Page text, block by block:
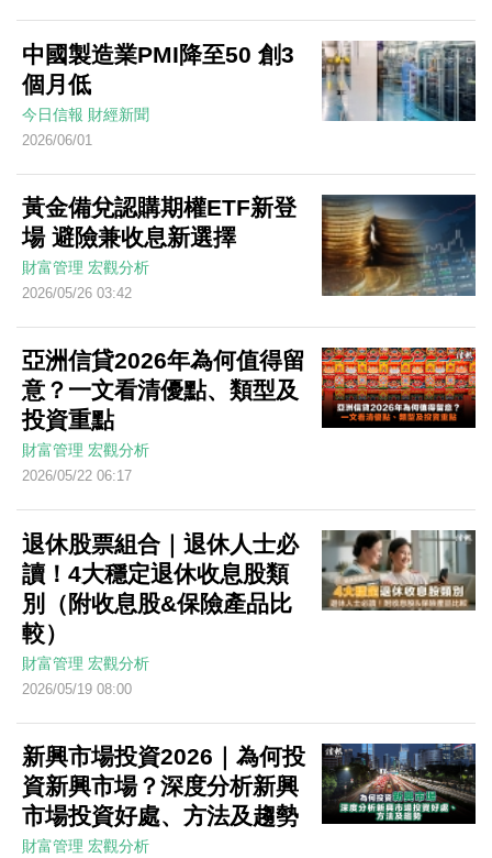
中國製造業PMI降至50 創3
個月低
今日信報 財經新聞
2026/06/01
黃金備兌認購期權ETF新登
場 避險兼收息新選擇
財富管理 宏觀分析
2026/05/26 03:42
亞洲信貸2026年為何值得留
意？一文看清優點、類型及
投資重點
財富管理 宏觀分析
2026/05/22 06:17
退休股票組合｜退休人士必
讀！4大穩定退休收息股類
別（附收息股&保險產品比
較）
財富管理 宏觀分析
2026/05/19 08:00
新興市場投資2026｜為何投
資新興市場？深度分析新興
市場投資好處、方法及趨勢
財富管理 宏觀分析